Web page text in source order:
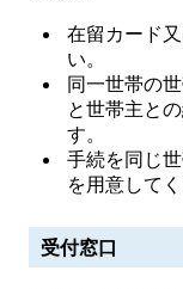
在留カード
い。
同一世帯の
と世帯主と
す。
手続を同じ
を用意してく
受付窓口